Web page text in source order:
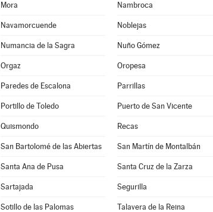
Mora Nambroca
Navamorcuende Noblejas
Numancia de la Sagra Nuño Gómez
Orgaz Oropesa
Paredes de Escalona Parrillas
Portillo de Toledo Puerto de San Vicente
Quismondo Recas
San Bartolomé de las Abiertas San Martín de Montalbán
Santa Ana de Pusa Santa Cruz de la Zarza
Sartajada Segurilla
Sotillo de las Palomas Talavera de la Reina